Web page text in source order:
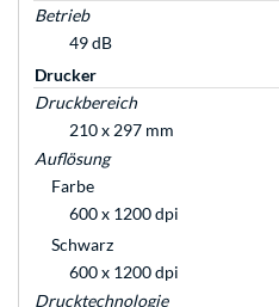
Betrieb
49 dB
Drucker
Druckbereich
210 x 297 mm
Auflösung
Farbe
600 x 1200 dpi
Schwarz
600 x 1200 dpi
Drucktechnologie